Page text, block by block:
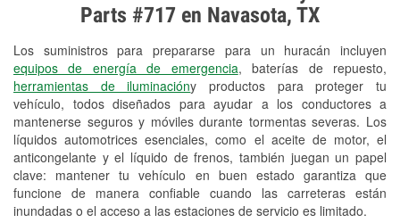
Parts #717 en Navasota, TX
Los suministros para prepararse para un huracán incluyen
equipos de energía de emergencia, baterías de repuesto,
herramientas de iluminacióny productos para proteger tu
vehículo, todos diseñados para ayudar a los conductores a
mantenerse seguros y móviles durante tormentas severas. Los
líquidos automotrices esenciales, como el aceite de motor, el
anticongelante y el líquido de frenos, también juegan un papel
clave: mantener tu vehículo en buen estado garantiza que
funcione de manera confiable cuando las carreteras están
inundadas o el acceso a las estaciones de servicio es limitado.
Revisión de la luz "Check Engine"
Reciclaje de baterías y aceite
Instalación de bombillas de faros
Instalación de limpiaparabrisas
Programa de Préstamo de
Herramientas
Rectificación de tambores y discos de